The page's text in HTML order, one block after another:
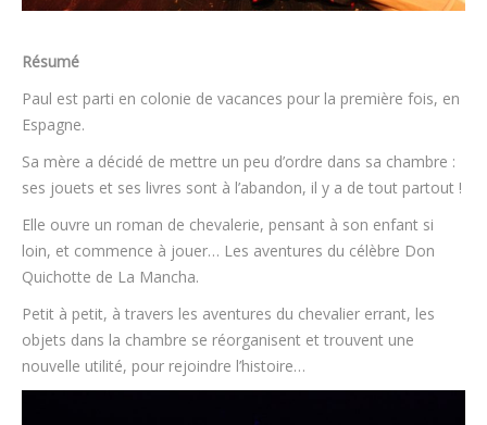
Résumé
Paul est parti en colonie de vacances pour la première fois, en
Espagne.
Sa mère a décidé de mettre un peu d’ordre dans sa chambre :
ses jouets et ses livres sont à l’abandon, il y a de tout partout !
Elle ouvre un roman de chevalerie, pensant à son enfant si
loin, et commence à jouer… Les aventures du célèbre Don
Quichotte de La Mancha.
Petit à petit, à travers les aventures du chevalier errant, les
objets dans la chambre se réorganisent et trouvent une
nouvelle utilité, pour rejoindre l’histoire…